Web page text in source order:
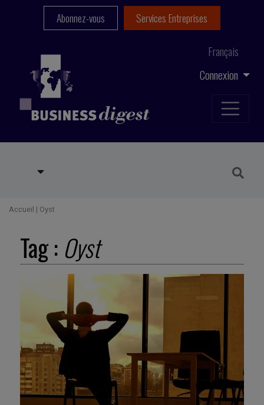
Connexion
Français
Abonnez-vous Services Entreprises
Accueil | Oyst
Tag : Oyst